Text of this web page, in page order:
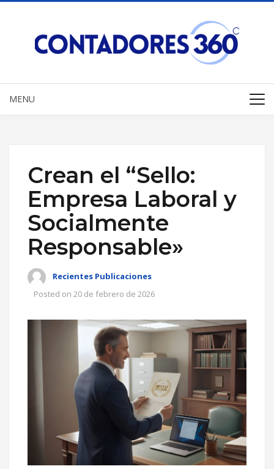
MENU
Crean el “Sello:
Empresa Laboral y
Socialmente
Responsable»
Recientes Publicaciones
Posted on 20 de febrero de 2026